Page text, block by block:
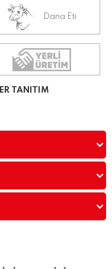
Dana Eti
TANITIM